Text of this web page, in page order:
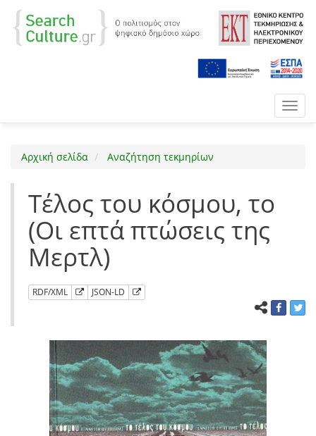
Αρχική σελίδα Αναζήτηση τεκμηρίων
Τέλος του κόσμου, το
(Οι επτά πτώσεις της
Μερτλ)
RDF/XML JSON-LD